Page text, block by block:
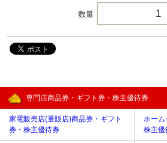
数量
専門店商品券・ギフト券・株主優待券
家電販売店(量販店)商品券・ギフト
券・株主優待券
ホーム
株主優